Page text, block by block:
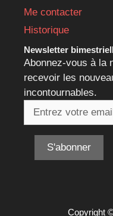
Me contacter
Historique
Newsletter
Abonnez-vous à la
recevoir les
incontournables.
Copyright